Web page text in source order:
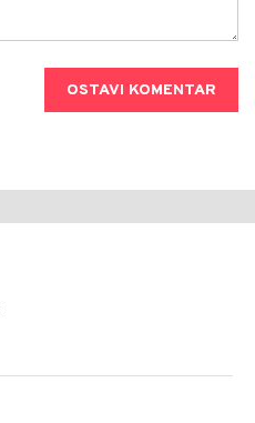
OSTAVI KOMENTAR